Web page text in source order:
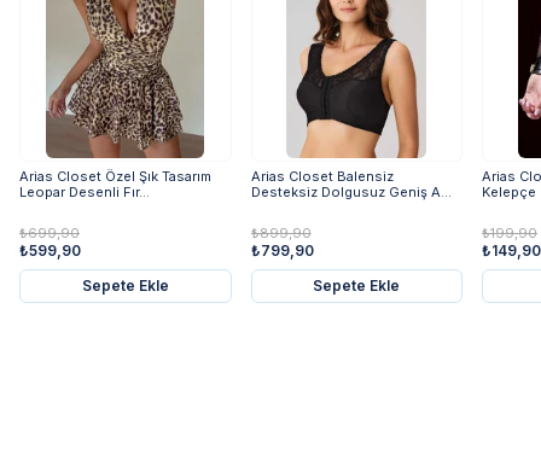
Arias Closet Özel Şık Tasarım
Leopar Desenli Fır...
₺699,90
₺599,90
Sepete Ekle
Arias Closet Balensiz
Desteksiz Dolgusuz Geniş A...
₺899,90
₺799,90
Sepete Ekle
Arias
Kelepçe
₺199,90
₺149,90